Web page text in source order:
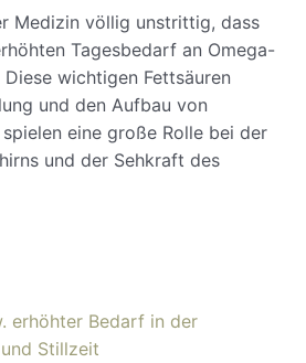
Medizin völlig unstrittig, dass
Tagesbedarf an Omega-
wichtigen Fettsäuren
und den Aufbau von
eine große Rolle bei der
und der Sehkraft des
erhöhter Bedarf in der
Stillzeit